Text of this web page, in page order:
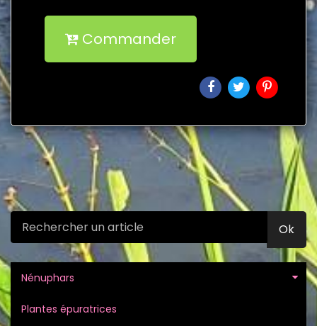
Commander
Ok
Nénuphars
Plantes épuratrices